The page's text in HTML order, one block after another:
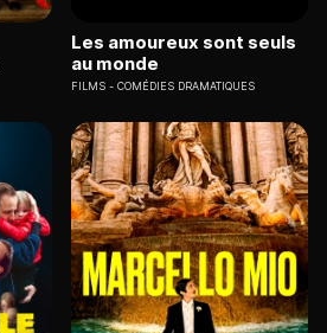
Les amoureux sont seuls
au monde
FILMS COMÉDIES DRAMATIQUES